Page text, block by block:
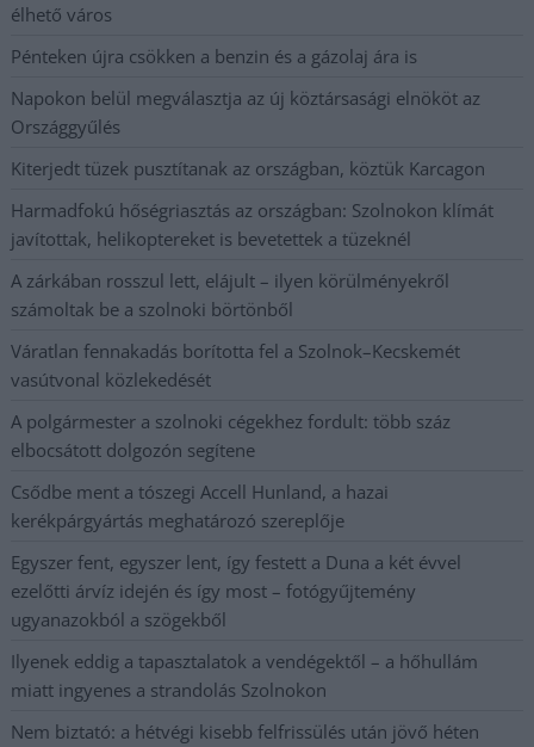
élhető város
Pénteken újra csökken a benzin és a gázolaj ára is
Napokon belül megválasztja az új köztársasági elnököt az
Országgyűlés
Kiterjedt tüzek pusztítanak az országban, köztük Karcagon
Harmadfokú hőségriasztás az országban: Szolnokon klímát
javítottak, helikoptereket is bevetettek a tüzeknél
A zárkában rosszul lett, elájult – ilyen körülményekről
számoltak be a szolnoki börtönből
Váratlan fennakadás borította fel a Szolnok–Kecskemét
vasútvonal közlekedését
A polgármester a szolnoki cégekhez fordult: több száz
elbocsátott dolgozón segítene
Csődbe ment a tószegi Accell Hunland, a hazai
kerékpárgyártás meghatározó szereplője
Egyszer fent, egyszer lent, így festett a Duna a két évvel
ezelőtti árvíz idején és így most – fotógyűjtemény
ugyanazokból a szögekből
Ilyenek eddig a tapasztalatok a vendégektől – a hőhullám
miatt ingyenes a strandolás Szolnokon
Nem biztató: a hétvégi kisebb felfrissülés után jövő héten